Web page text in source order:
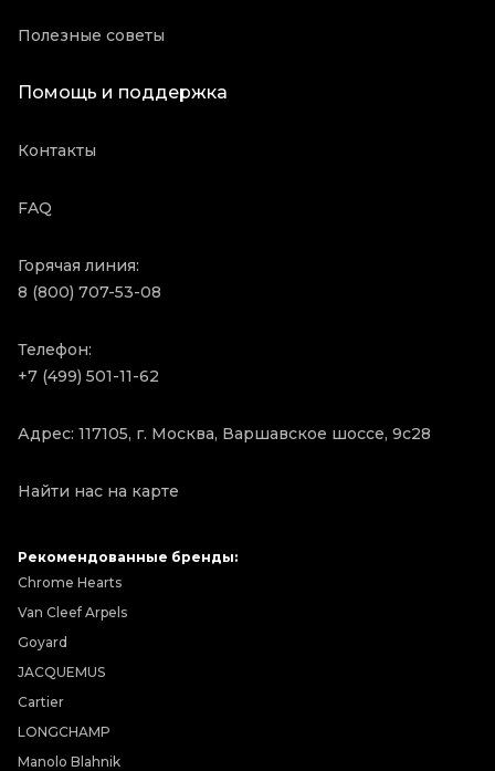
Полезные советы
Помощь и поддержка
Контакты
FAQ
Горячая линия:
8 (800) 707-53-08
Телефон:
+7 (499) 501-11-62
Адрес: 117105, г. Москва, Варшавское шоссе, 9с28
Найти нас на карте
Рекомендованные бренды:
Chrome Hearts
Van Cleef Arpels
Goyard
JACQUEMUS
Cartier
LONGCHAMP
Manolo Blahnik